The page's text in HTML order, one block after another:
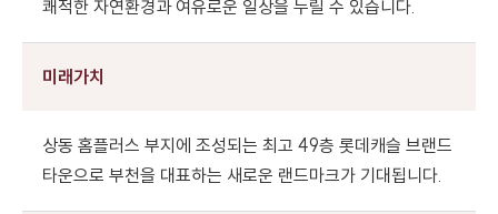
쾌적한 자연환경과 여유로운 일상을 누릴 수 있습니다.
미래가치
상동 홈플러스 부지에 조성되는 최고 49층 롯데캐슬 브랜드
타운으로 부천을 대표하는 새로운 랜드마크가 기대됩니다.